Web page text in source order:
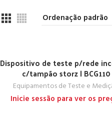
Dispositivo de teste p/rede
c/tampão storz | BCG110
Equipamentos de Teste e
Inicie sessão para ver os